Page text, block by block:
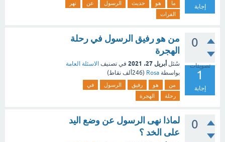
إجابة ما هو حديث الرسول عن
نهر
الفرات
0
تصويتات
1
إجابة
من هو رفيق الرسول في رحلة
الهجرة
سُئل أبريل 27، 2021 في تصنيف الاسئلة العامة
بواسطة Rosa
(246ألف نقاط)
من هو رفيق الرسول
في
رحلة
الهجرة
0
لماذا نهى الرسول عن وضع اليد
على الخد ؟